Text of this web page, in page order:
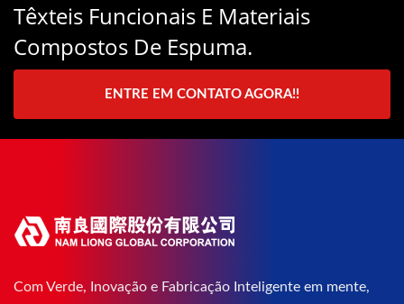
Têxteis Funcionais E Materiais
Compostos De Espuma.
ENTRE EM CONTATO AGORA!!
Com Verde, Inovação e Fabricação Inteligente em mente,